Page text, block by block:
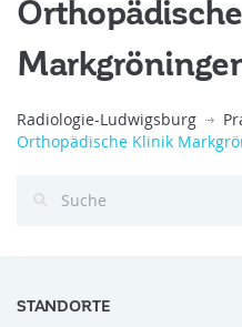
Radiologie-Ludwigsburg
Orthopädische Klinik
STANDORTE